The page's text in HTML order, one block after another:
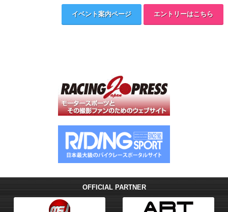
イベント案内ページ エントリーはこちら